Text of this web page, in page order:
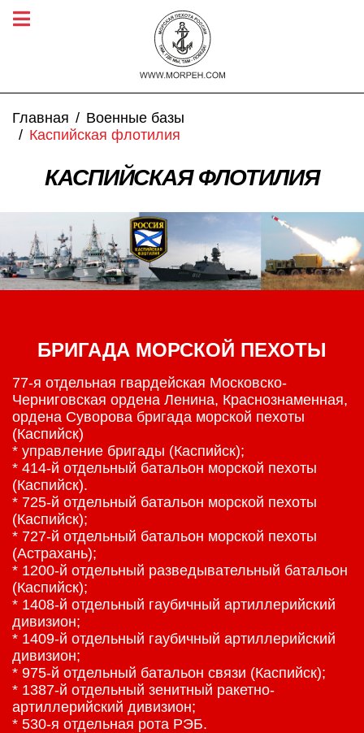
Главная
Военные базы
Каспийская флотилия
КАСПИЙСКАЯ ФЛОТИЛИЯ
БРИГАДА МОРСКОЙ ПЕХОТЫ
77-я отдельная гвардейская Московско-
Черниговская ордена Ленина, Краснознаменная,
ордена Суворова бригада морской пехоты
(Каспийск)
* управление бригады (Каспийск);
* 414-й отдельный батальон морской пехоты
(Каспийск).
* 725-й отдельный батальон морской пехоты
(Каспийск);
* 727-й отдельный батальон морской пехоты
(Астрахань);
* 1200-й отдельный разведывательный батальон
(Каспийск);
* 1408-й отдельный гаубичный артиллерийский
дивизион;
* 1409-й отдельный гаубичный артиллерийский
дивизион;
* 975-й отдельный батальон связи (Каспийск);
* 1387-й отдельный зенитный ракетно-
артиллерийский дивизион;
* 530-я отдельная рота РЭБ.